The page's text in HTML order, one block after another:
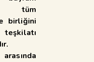
tüm
birliğini